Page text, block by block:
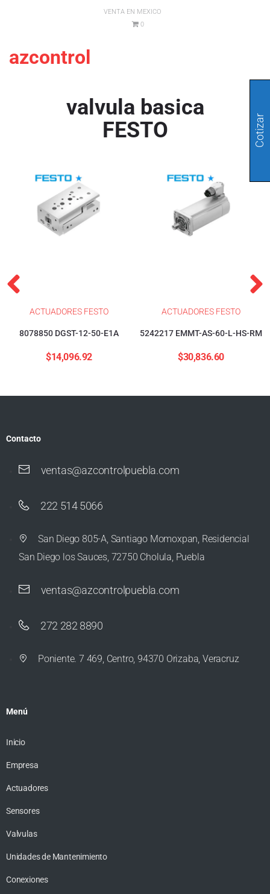
VENTA EN MEXICO
0
azcontrol
valvula basica
FESTO
ACTUADORES FESTO
8078850 DGST-12-50-E1A
$14,096.92
ACTUADORES FESTO
5242217 EMMT-AS-60-L-HS-RM
$30,836.60
Contacto
ventas@azcontrolpuebla.com
222 514 5066
San Diego 805-A, Santiago Momoxpan, Residencial
San Diego los Sauces, 72750 Cholula, Puebla
ventas@azcontrolpuebla.com
272 282 8890
Poniente. 7 469, Centro, 94370 Orizaba, Veracruz
Menú
Inicio
Empresa
Actuadores
Sensores
Valvulas
Unidades de Mantenimiento
Conexiones
Cotizar